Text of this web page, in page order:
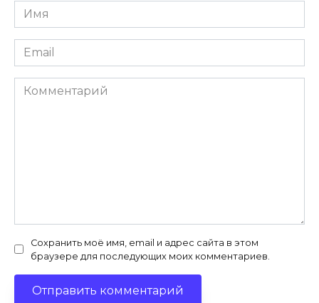
Имя
*
Email
*
Комментарий
Сохранить моё имя, email и адрес сайта в этом
браузере для последующих моих комментариев.